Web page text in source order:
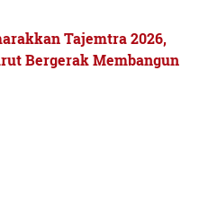
Tajemtra 2026,
Bergerak Membangun